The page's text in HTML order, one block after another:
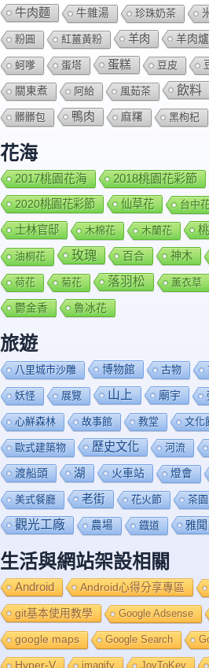
牛肉麵 牛雜湯 珍珠奶茶
粉圓 紅薑黃粉 羊肉 羊肉爐
蚵嗲 蛋塔 蛋糕 豆皮
關東煮 阿給 風茹茶 飲料
髒髒包 鴨肉 麻糬 黑枸杞
花海
2017桃園花海 2018桃園花彩節
2020桃園花彩節
仙草花 台中
士林官邸 木棉花 木蘭花
油桐花 玫瑰 百合 神木
荷花 菊花 落羽松 薰衣草
鬱金香 魯冰花
旅遊
八里城市沙雕 博物館 古物
妖怪 展覽 山上 廟宇
心鮮森林 故事館 教堂 文化
歐式建築物 歷史文化 河流
渡船頭 湖 火車站 燈會
美式餐廳 老街 花火節 茶園
觀光工廠 農場 鐡道 雅聞
生活與網站架設相關
Android Android心得分享專區
git基本使用教學 Google Adsense
google maps Google Search
Hyper-V imagify JoyToKey